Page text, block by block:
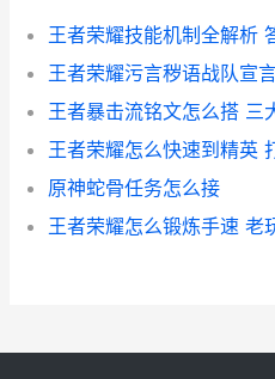
王者荣耀污言秽语战队宣
王者荣耀怎么快速到精英
原神蛇骨任务怎么接